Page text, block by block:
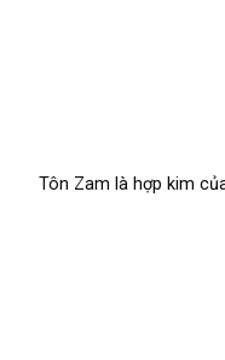
Tôn Zam là hợp kim